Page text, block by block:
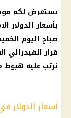
يستعرض لكم
بأسعار الدولار
قرار الفيدرالي
ترتب عليه
أسعار الدولار